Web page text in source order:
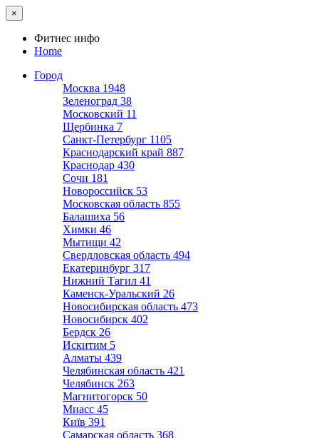
×
Фитнес инфо
Home
Город
Москва 1948
Зеленоград 38
Московский 11
Щербинка 7
Санкт-Петербург 1105
Краснодарский край 887
Краснодар 430
Сочи 181
Новороссийск 53
Московская область 855
Балашиха 56
Химки 46
Мытищи 42
Свердловская область 494
Екатеринбург 317
Нижний Тагил 41
Каменск-Уральский 26
Новосибирская область 473
Новосибирск 402
Бердск 26
Искитим 5
Алматы 439
Челябинская область 421
Челябинск 263
Магнитогорск 50
Миасс 45
Київ 391
Самарская область 368